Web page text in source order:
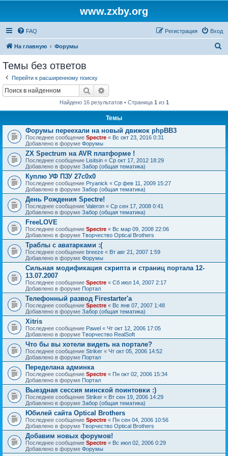
www.zxby.org
FAQ Вход
Регистрация
На главную Форумы
Темы без ответов
Перейти к расширенному поиску
Поиск
Найдено 16 результатов • Страница 1 из 1
Темы
Форумы переехали на новый движок phpBB3
Последнее сообщение Spectre « Вс окт 23, 2016 0:31
Добавлено в форуме Форумы
ZX Spectrum на AVR платформе !
Последнее сообщение Lisitsin « Ср окт 17, 2012 18:29
Добавлено в форуме Забор (общая тематика)
Куплю УФ ПЗУ 27с0х0
Последнее сообщение Pryanick « Ср фев 11, 2009 15:27
Добавлено в форуме Забор (общая тематика)
День Рождения Spectre!
Последнее сообщение Valeron « Ср сен 17, 2008 0:41
Добавлено в форуме Забор (общая тематика)
FreeLOVE
Последнее сообщение Spectre « Вс мар 09, 2008 22:06
Добавлено в форуме Творчество Optical Brothers
Траблы с аватарками :(
Последнее сообщение breeze « Вт авг 21, 2007 1:59
Добавлено в форуме Форумы
Сильная модификация скрипта и страниц портала 12-
13.07.2007
Последнее сообщение Spectre « Сб июл 14, 2007 2:17
Добавлено в форуме Портал
Телефонный развод Firestarter'а
Последнее сообщение Spectre « Вс янв 07, 2007 1:48
Добавлено в форуме Забор (общая тематика)
Xitris
Последнее сообщение Pawel « Чт окт 12, 2006 17:05
Добавлено в форуме Творчество RealSoft
Что бы вы хотели видеть на портале?
Последнее сообщение Striker « Чт окт 05, 2006 14:52
Добавлено в форуме Портал
Переделана админка
Последнее сообщение Spectre « Пн окт 02, 2006 15:34
Добавлено в форуме Портал
Выездная сессия минской поинтовки :)
Последнее сообщение Striker « Вт сен 19, 2006 14:29
Добавлено в форуме Забор (общая тематика)
Юбилей сайта Optical Brothers
Последнее сообщение Spectre « Пн сен 04, 2006 10:56
Добавлено в форуме Творчество Optical Brothers
Добавим новых форумов!
Последнее сообщение Spectre « Вс июл 02, 2006 0:29
Добавлено в форуме Форумы